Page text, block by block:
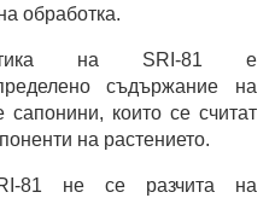
обработка.
на SRI-81 е
съдържание на
които се считат
на растението.
81 не се разчита на